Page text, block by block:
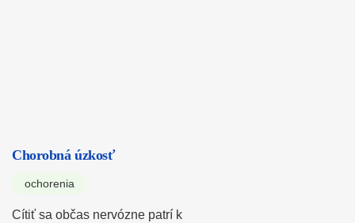
Chorobná úzkosť
ochorenia
Cítiť sa občas nervózne patrí k